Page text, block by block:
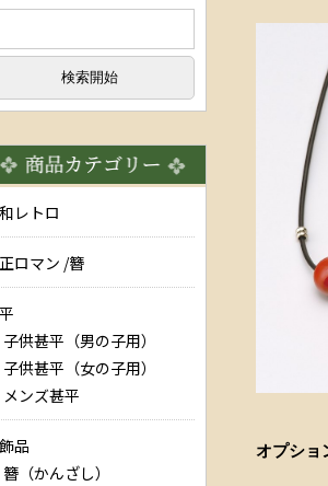
オプショ
レトロ
ロマン /簪
子供甚平（男の子用）
子供甚平（女の子用）
メンズ甚平
品
簪（かんざし）